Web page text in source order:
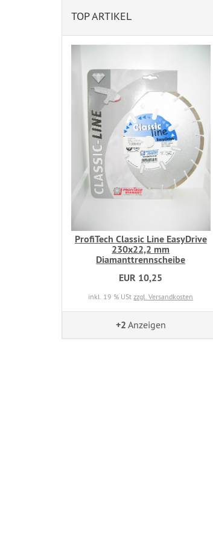
TOP ARTIKEL
ProfiTech Classic Line EasyDrive
230x22,2 mm
Diamanttrennscheibe
EUR 10,25
inkl. 19 % UStzzgl. Versandkosten
+2 Anzeigen